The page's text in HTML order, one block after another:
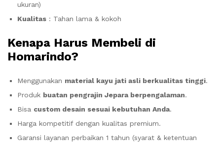
ukuran)
Kualitas : Tahan lama & kokoh
Kenapa Harus Membeli di
Homarindo?
Menggunakan material kayu jati asli berkualitas tinggi.
Produk buatan pengrajin Jepara berpengalaman.
Bisa custom desain sesuai kebutuhan Anda.
Harga kompetitif dengan kualitas premium.
Garansi layanan perbaikan 1 tahun (syarat & ketentuan